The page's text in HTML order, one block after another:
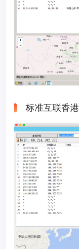
标准互联香港